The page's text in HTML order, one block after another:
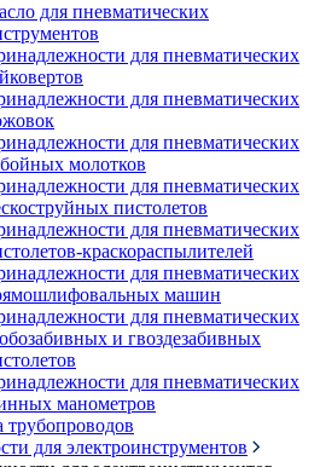
для пневматических
для пневматических
для пневматических
для пневматических
молотков
для пневматических
пистолетов
для пневматических
краскораспылителей
для пневматических
машин
для пневматических
и гвоздезабивных
для пневматических
манометров
трубопроводов
для электроинструментов